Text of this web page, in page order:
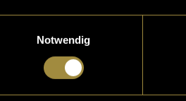
Notwendig